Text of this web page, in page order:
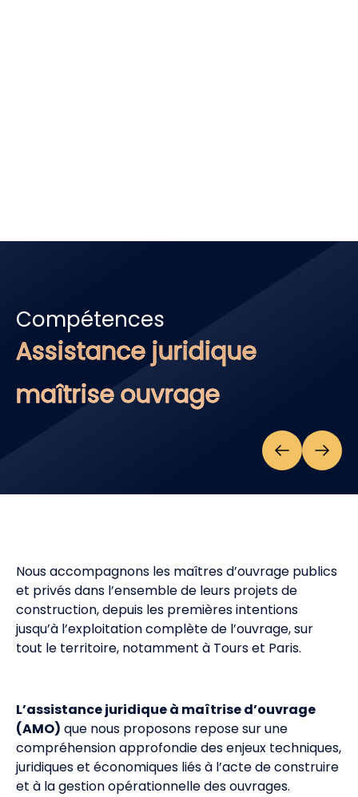
Compétences
Assistance juridique
maîtrise ouvrage
Nous accompagnons les maîtres d’ouvrage publics
et privés dans l’ensemble de leurs projets de
construction, depuis les premières intentions
jusqu’à l’exploitation complète de l’ouvrage, sur
tout le territoire, notamment à Tours et Paris.
L’assistance juridique à maîtrise d’ouvrage
(AMO) que nous proposons repose sur une
compréhension approfondie des enjeux techniques,
juridiques et économiques liés à l’acte de construire
et à la gestion opérationnelle des ouvrages.